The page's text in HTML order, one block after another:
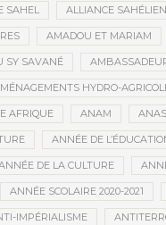
SAHEL ALLIANCE
AMADOU ET MARIAM
SY SAVANÉ
HYDRO-
AFRIQUE ANAM
ANNÉE DE
DE LA CULTURE
ANNÉE SCOLAIRE 2020-2021
IMPÉRIALISME